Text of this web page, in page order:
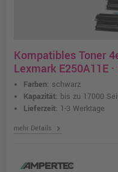
Kompatibles Toner
Lexmark E250A11E
Farben: schwarz
Kapazität: bis zu 17000
Lieferzeit: 1-3 Werktage
mehr Details chevron_right